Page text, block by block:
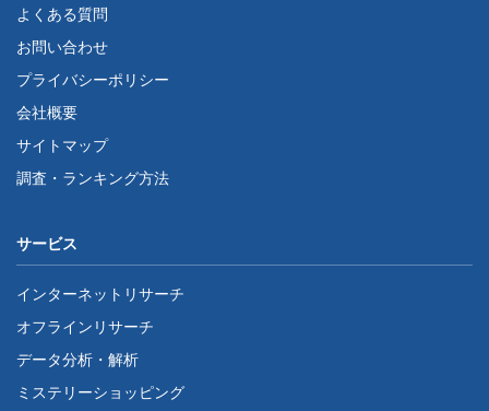
よくある質問
お問い合わせ
プライバシーポリシー
会社概要
サイトマップ
調査・ランキング方法
サービス
インターネットリサーチ
オフラインリサーチ
データ分析・解析
ミステリーショッピング